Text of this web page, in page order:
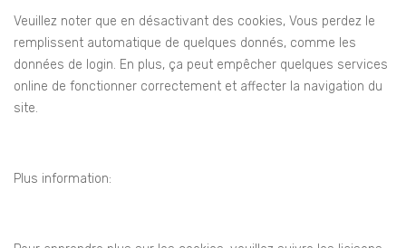
Veuillez noter que en désactivant des cookies, Vous perdez le
remplissent automatique de quelques donnés, comme les
données de login. En plus, ça peut empêcher quelques services
online de fonctionner correctement et affecter la navigation du
site.
Plus information: